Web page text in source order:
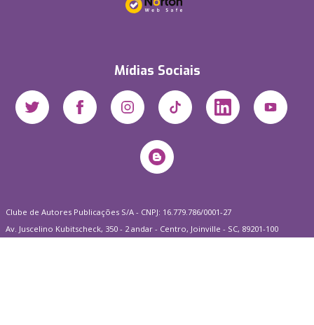
Mídias Sociais
Clube de Autores Publicações S/A - CNPJ: 16.779.786/0001-27
Av. Juscelino Kubitscheck, 350 - 2 andar - Centro, Joinville - SC, 89201-100